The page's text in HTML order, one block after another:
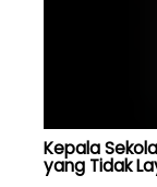
Kepala
yang Tidak